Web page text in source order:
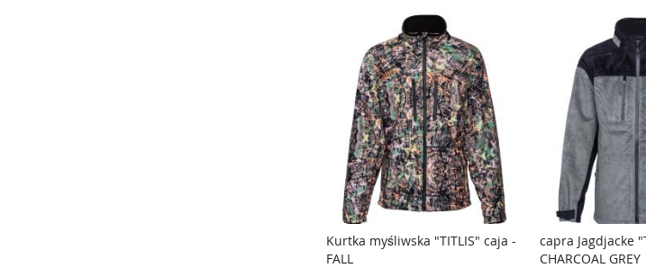
PORÓWNAJ
Kurtka myśliwska "TITLIS" caja -
FALL
Dodaj do
capra Jagdjacke
CHARCOAL GREY